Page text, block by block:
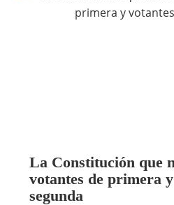
La Constitución que
votantes de primera
segunda